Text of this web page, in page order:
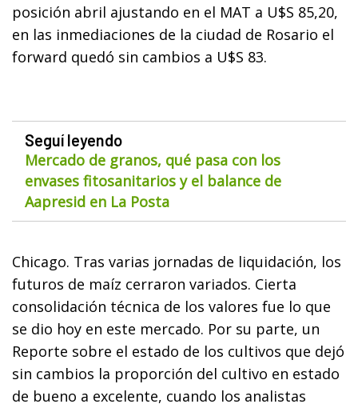
posición abril ajustando en el MAT a U$S 85,20,
en las inmediaciones de la ciudad de Rosario el
forward quedó sin cambios a U$S 83.
Seguí leyendo
Mercado de granos, qué pasa con los
envases fitosanitarios y el balance de
Aapresid en La Posta
Chicago. Tras varias jornadas de liquidación, los
futuros de maíz cerraron variados. Cierta
consolidación técnica de los valores fue lo que
se dio hoy en este mercado. Por su parte, un
Reporte sobre el estado de los cultivos que dejó
sin cambios la proporción del cultivo en estado
de bueno a excelente, cuando los analistas